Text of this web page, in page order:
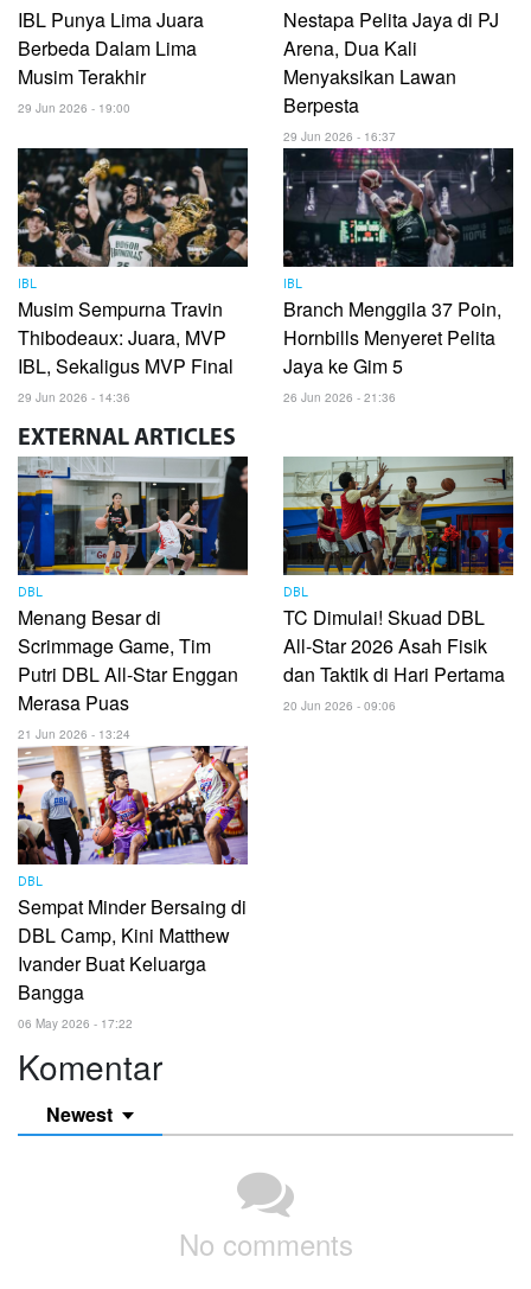
IBL Punya Lima Juara
Berbeda Dalam Lima
Musim Terakhir
29 Jun 2026 - 19:00
Nestapa Pelita Jaya di PJ
Arena, Dua Kali
Menyaksikan Lawan
Berpesta
29 Jun 2026 - 16:37
IBL
Musim Sempurna Travin
Thibodeaux: Juara, MVP
IBL, Sekaligus MVP Final
29 Jun 2026 - 14:36
IBL
Branch Menggila 37 Poin,
Hornbills Menyeret Pelita
Jaya ke Gim 5
26 Jun 2026 - 21:36
EXTERNAL ARTICLES
DBL
Menang Besar di
Scrimmage Game, Tim
Putri DBL All-Star Enggan
Merasa Puas
21 Jun 2026 - 13:24
DBL
TC Dimulai! Skuad DBL
All-Star 2026 Asah Fisik
dan Taktik di Hari Pertama
20 Jun 2026 - 09:06
DBL
Sempat Minder Bersaing di
DBL Camp, Kini Matthew
Ivander Buat Keluarga
Bangga
06 May 2026 - 17:22
Komentar
Newest
No comments